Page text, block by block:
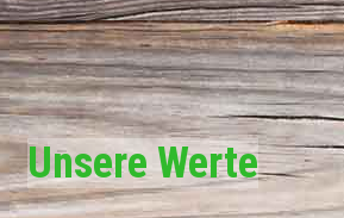
Unsere Werte